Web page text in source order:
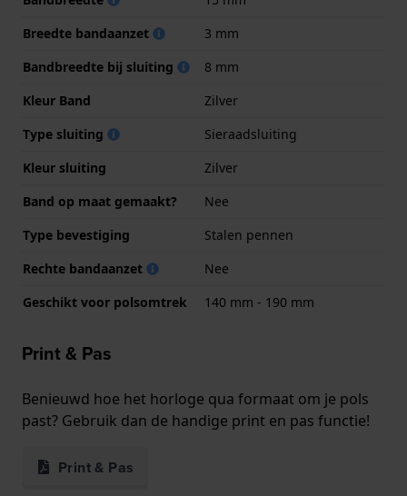
Breedte bandaanzet
3 mm
Bandbreedte bij sluiting
8 mm
Kleur Band
Zilver
Type sluiting
Sieraadsluiting
Kleur sluiting
Zilver
Band op maat gemaakt?
Nee
Type bevestiging
Stalen pennen
Rechte bandaanzet
Nee
Geschikt voor polsomtrek
140 mm - 190 mm
Print & Pas
Benieuwd hoe het horloge qua formaat om je pols
past? Gebruik dan de handige print en pas functie!
Print & Pas